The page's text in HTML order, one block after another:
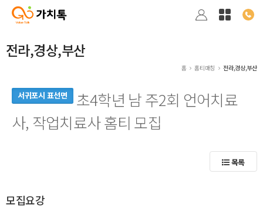
전라,경상,부산
홈 홈티매칭 전라,경상,부산
서귀포시 표선면
초4학년 남 주2회 언어치료
사, 작업치료사 홈티 모집
목록
모집요강